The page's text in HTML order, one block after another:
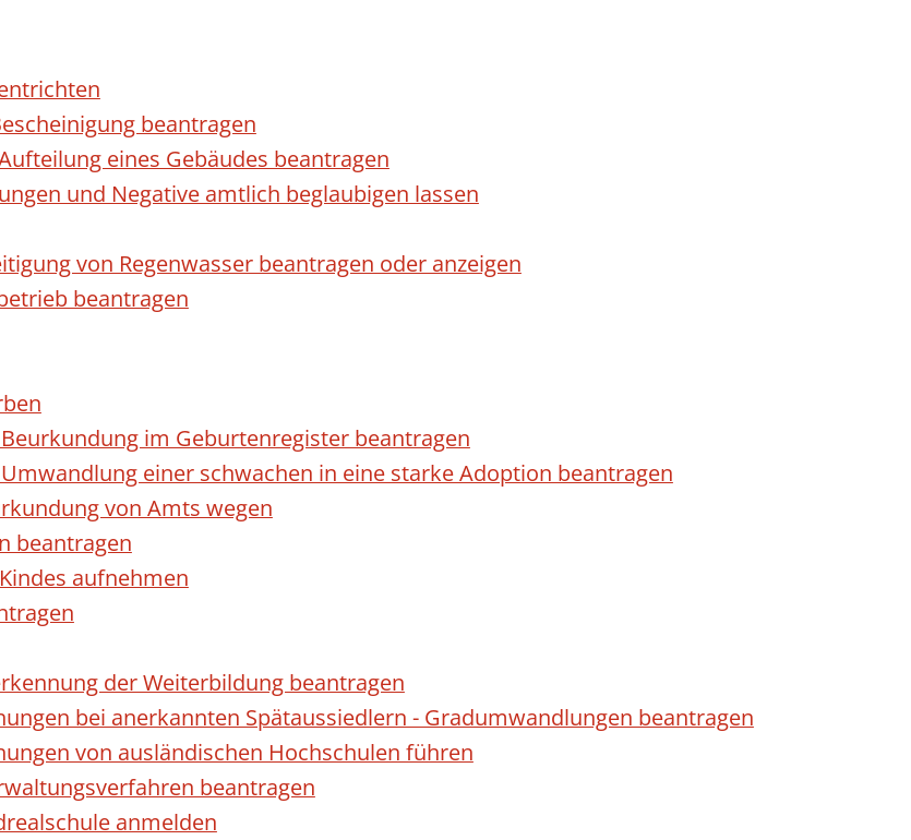
beantragen
eines Gebäudes beantragen
und Negative amtlich beglaubigen lassen
von Regenwasser beantragen oder anzeigen
beantragen
im Geburtenregister beantragen
einer schwachen in eine starke Adoption beantragen
von Amts wegen
beantragen
aufnehmen
der Weiterbildung beantragen
bei anerkannten Spätaussiedlern - Gradumwandlungen beantragen
von ausländischen Hochschulen führen
beantragen
anmelden